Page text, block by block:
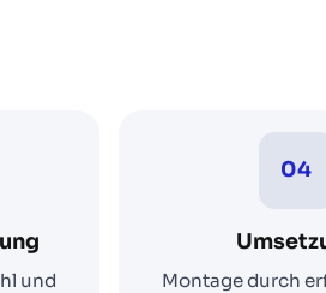
und
04
Montage durch